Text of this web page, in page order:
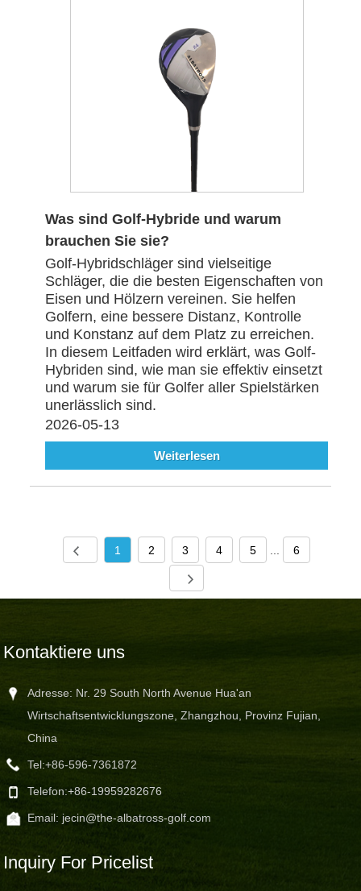
Was sind Golf-Hybride und warum
brauchen Sie sie?
Golf-Hybridschläger sind vielseitige
Schläger, die die besten Eigenschaften von
Eisen und Hölzern vereinen. Sie helfen
Golfern, eine bessere Distanz, Kontrolle
und Konstanz auf dem Platz zu erreichen.
In diesem Leitfaden wird erklärt, was Golf-
Hybriden sind, wie man sie effektiv einsetzt
und warum sie für Golfer aller Spielstärken
unerlässlich sind.
2026-05-13
Weiterlesen
1 2 3 4 5 ... 6
Kontaktiere uns
Adresse: Nr. 29 South North Avenue Hua'an
Wirtschaftsentwicklungszone, Zhangzhou, Provinz Fujian,
China
Tel:+86-596-7361872
Telefon:+86-19959282676
Email: jecin@the-albatross-golf.com
Inquiry For Pricelist